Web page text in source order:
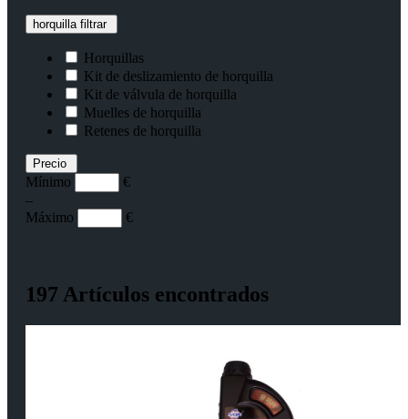
horquilla filtrar
Horquillas
Kit de deslizamiento de horquilla
Kit de válvula de horquilla
Muelles de horquilla
Retenes de horquilla
Precio
Mínimo
€
–
Máximo
€
197 Artículos encontrados